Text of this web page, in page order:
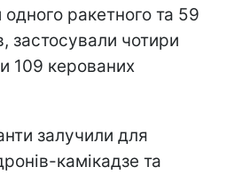
одного ракетного та 59
застосували чотири
109 керованих
залучили для
камікадзе та